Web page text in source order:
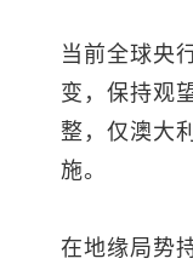
当前全球央
变，保持观
整，仅澳大
施。
在地缘局势